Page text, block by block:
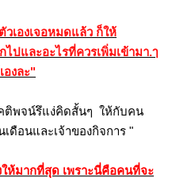
เองเจอหมดแล้ว ก็ให้
ปและอะไรที่ควรเพิ่มเข้ามา.ๅ
องละ"
ติพจน์รึแง่คิดสั้นๆ ให้กับคน
ดือนและเจ้าของกิจการ "
ห้มากที่สุด เพราะนี่คือคนที่จะ